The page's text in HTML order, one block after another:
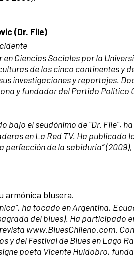
(Dr. File)
Ciencias Sociales por la
de los cinco continentes y
investigaciones y reportajes.
y fundador del Partido Político
bajo el seudónimo de “Dr. File”,
en La Red TV. Ha publicado
perfección de la sabiduría”
armónica blusera.
ha tocado en Argentina,
del blues). Ha participado
www.BluesChileno.com.
y del Festival de Blues en Lago
poeta Vicente Huidobro,